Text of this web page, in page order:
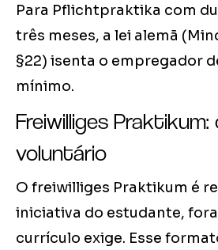
Para Pflichtpraktika com
três meses, a lei alemã
§22) isenta o empregador
mínimo.
Freiwilliges
voluntário
O freiwilliges Praktikum é
iniciativa do estudante,
currículo exige. Esse